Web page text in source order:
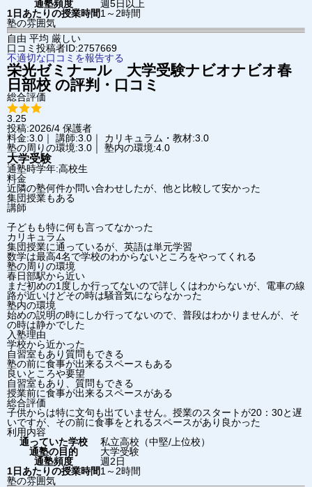
通塾頻度
週5日以上
1日あたりの授業時間1～2時間
塾の雰囲気
自由 平均 厳しい
口コミ投稿者ID:2757669
不適切な口コミを報告する
栄光ゼミナール 大学受験ナビオナビオ春
日部校 の評判・口コミ
総合評価
3.25
投稿:2026/4 保護者
料金:3.0｜ 講師:3.0｜ カリキュラム・教材:3.0
塾の周りの環境:3.0｜ 塾内の環境:4.0
大学受験
通塾時学年:高校生
料金
近隣の塾何件か問い合わせしたが、他と比較して安かった
集団授業もある
講師
子どもも特に何も言ってなかった
カリキュラム
集団授業に通っているが、英語は単元学習
数学は最高4名で学校のわからないところをやってくれる
塾の周りの環境
春日部駅から近い
まだ初めの1度しか行ってないので詳しくはわからないが、電車の線
路が近いけどその時は騒音気にならなかった
塾内の環境
始めの説明の時にしか行ってないので、普段はわかりませんが、そ
の時は静かでした
入塾理由
学校から近かった
自習室もあり質問もできる
塾の前に食事が出来るスペースもある
良いところや要望
自習室もあり、質問もできる
授業前に食事が出来るスペースがある
総合評価
子供からは特に文句も出ていません。授業のスタートが20：30と遅
いですが、その前に食事をとれるスペースがあり良かった
利用内容
通っていた学校
私立高校（中堅/上位校）
通塾の目的
大学受験
通塾頻度
週2日
1日あたりの授業時間1～2時間
塾の雰囲気